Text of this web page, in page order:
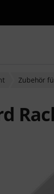
Zubehör
aus 22